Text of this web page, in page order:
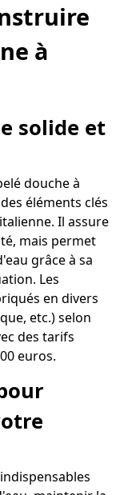
à
solide et
douche à
éléments clés
Il assure
mais permet
grâce à sa
Les
en divers
etc.) selon
des tarifs
euros.